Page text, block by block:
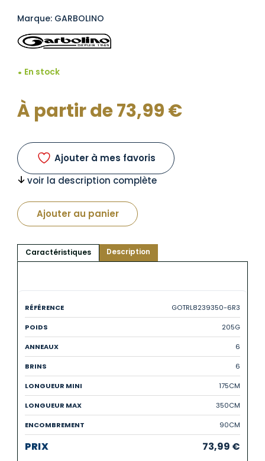
Marque: GARBOLINO
En stock
À partir de73,99€
Ajouter à mes favoris
voir la description complète
Ajouter au panier
Caractéristiques Description
GOTRL8239350-6R3
205G
6
6
175CM
350CM
90CM
73,99 €